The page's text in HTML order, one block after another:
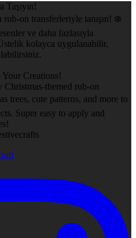
Taşıyın!
rub-on transferleriyle tanışın! ❄️
ve daha fazlasıyla
kolayca uygulanabilir,
Creations!
Christmas-themed rub-on
trees, cute patterns, and more to
Super easy to apply and